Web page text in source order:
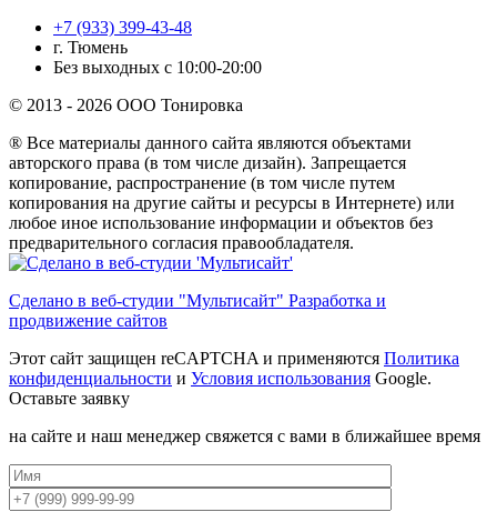
+7 (933) 399-43-48
г. Тюмень
Без выходных с 10:00-20:00
© 2013 - 2026 ООО Тонировка
® Все материалы данного сайта являются объектами
авторского права (в том числе дизайн). Запрещается
копирование, распространение (в том числе путем
копирования на другие сайты и ресурсы в Интернете) или
любое иное использование информации и объектов без
предварительного согласия правообладателя.
Сделано в веб-студии "Мультисайт" Разработка и
продвижение сайтов
Этот сайт защищен reCAPTCHA и применяются Политика
конфиденциальности и Условия использования Google.
Оставьте заявку
на сайте и наш менеджер свяжется с вами в ближайшее время